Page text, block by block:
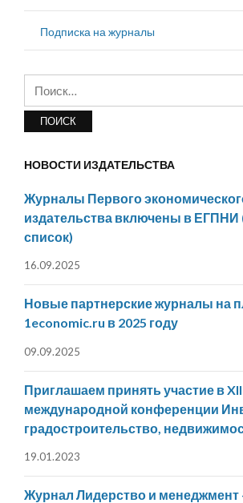
Подписка на журналы
НОВОСТИ ИЗДАТЕЛЬСТВА
Журналы Первого
издательства включены в
список)
16.09.2025
Новые партнерские журналы на
1economic.ru в 2025 году
09.09.2025
Приглашаем принять участие в
международной конференции
градостроительство,
19.01.2023
Журнал Лидерство и